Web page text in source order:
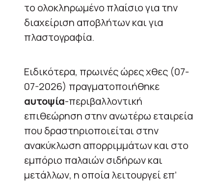
το ολοκληρωμένο πλαίσιο για την
διαχείριση αποβλήτων και για
πλαστογραφία.
Ειδικότερα, πρωινές ώρες χθες (07-
07-2026) πραγματοποιήθηκε
αυτοψία-περιβαλλοντική
επιθεώρηση στην ανωτέρω εταιρεία
που δραστηριοποιείται στην
ανακύκλωση απορριμμάτων και στο
εμπόριο παλαιών σιδήρων και
μετάλλων, η οποία λειτουργεί επ’